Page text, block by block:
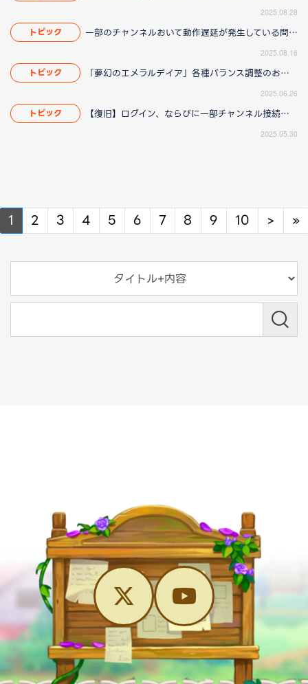
2025.08.28
トピック 一部のチャンネルおいて動作遅延が発生している問題について(2025/8/21 更新)
2025.08.16
トピック 「夢幻のエメラルデイア」各種バランス調整のお知らせ
2025.06.26
トピック 【復旧】ログイン、ならびに一部チャンネル接続障害のお知らせ
2025.05.30
1 2 3 4 5 6 7 8 9 10 > Next
»